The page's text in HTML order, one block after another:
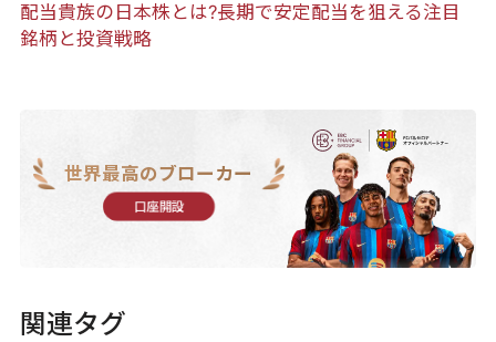
配当貴族の日本株とは?長期で安定配当を狙える注目
銘柄と投資戦略
世界最高のブローカー
口座開設
関連タグ